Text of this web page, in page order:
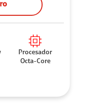
Procesador
Octa-Core